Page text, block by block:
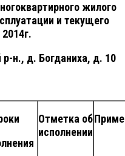
жилого
и текущего
н., д. Богданиха, д. 10
Отметка об
исполнении